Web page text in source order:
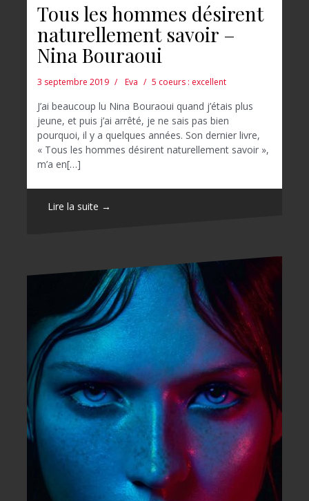
Tous les hommes désirent
naturellement savoir –
Nina Bouraoui
3 septembre 2019 Eva 5 coeurs : excellent
J’ai beaucoup lu Nina Bouraoui quand j’étais plus
jeune, et puis j’ai arrêté, je ne sais pas bien
pourquoi, il y a quelques années. Son dernier livre,
« Tous les hommes désirent naturellement savoir »,
m’a en[…]
Lire la suite →